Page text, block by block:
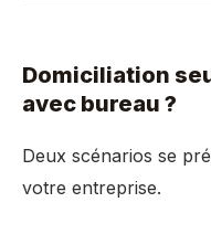
Domiciliation
avec bureau ?
Deux scénarios se
votre entreprise.